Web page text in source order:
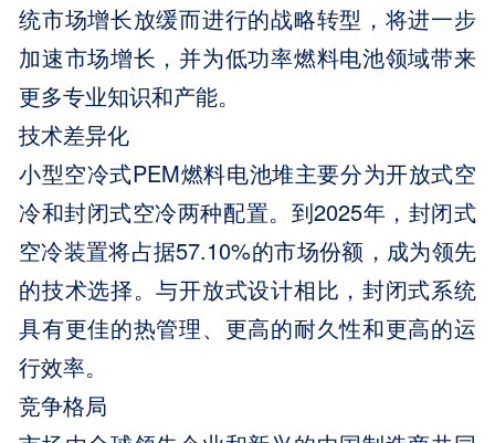
统市场增长放缓而进行的战略转型，将进一步
加速市场增长，并为低功率燃料电池领域带来
更多专业知识和产能。
技术差异化
小型空冷式PEM燃料电池堆主要分为开放式空
冷和封闭式空冷两种配置。到2025年，封闭式
空冷装置将占据57.10%的市场份额，成为领先
的技术选择。与开放式设计相比，封闭式系统
具有更佳的热管理、更高的耐久性和更高的运
行效率。
竞争格局